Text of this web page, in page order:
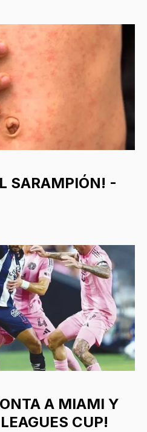
SARAMPIÓN! -
A MIAMI Y
CUP!